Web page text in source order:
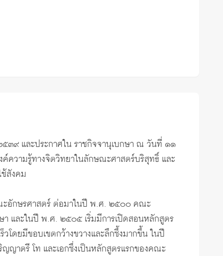
๙ และประกาศใน ราชกิจจานุเบกษา ณ วันที่ ๑๑
ความรู้ทางจิตวิทยาในลักษณะศาสตร์บริสุทธิ์ และ
สังคม
ะอักษรศาสตร์ ต่อมาในปี พ.ศ. ๒๕๐๐ คณะ
และในปี พ.ศ. ๒๕๐๕ เริ่มมีการเปิดสอนหลักสูตร
โดยมีขอบเขตกว้างขวางและลึกซึ้งมากขึ้น ในปี
ญาตรี โท และเอกซึ่งเป็นหลักสูตรแรกของคณะ